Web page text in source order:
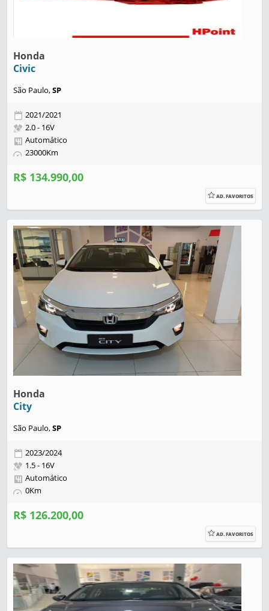
Honda
Civic
São Paulo,SP
2021/2021
2.0 - 16V
Automático
23000Km
R$ 134.990,00
AD. FAVORITOS
Honda
City
São Paulo,SP
2023/2024
1.5 - 16V
Automático
0Km
R$ 126.200,00
AD. FAVORITOS